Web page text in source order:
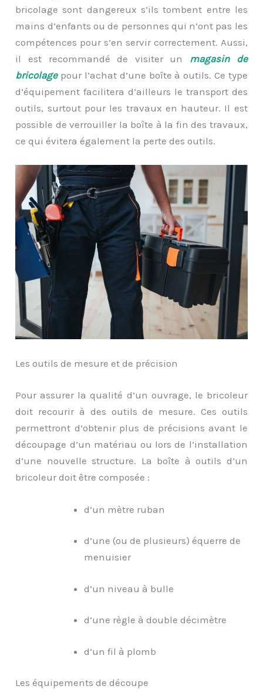
bricolage sont dangereux s’ils tombent entre les
mains d’enfants ou de personnes qui n’ont pas les
compétences pour s’en servir correctement. Aussi,
il est recommandé de visiter un magasin de
bricolagepour l’achat d’une boîte à outils. Ce type
d’équipement facilitera d’ailleurs le transport des
outils, surtout pour les travaux en hauteur. Il est
possible de verrouiller la boîte à la fin des travaux,
ce qui évitera également la perte des outils.
Les outils de mesure et de précision
Pour assurer la qualité d’un ouvrage, le bricoleur
doit recourir à des outils de mesure. Ces outils
permettront d’obtenir plus de précisions avant le
découpage d’un matériau ou lors de l’installation
d’une nouvelle structure. La boîte à outils d’un
bricoleur doit être composée :
d’un mètre ruban
d’une (ou de plusieurs) équerre de
menuisier
d’un niveau à bulle
d’une règle à double décimètre
d’un fil à plomb
Les équipements de découpe